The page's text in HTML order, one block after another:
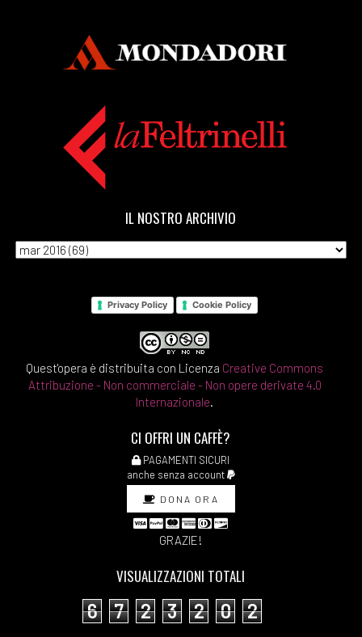
IL NOSTRO ARCHIVIO
Privacy Policy Cookie Policy
Quest'opera è distribuita con Licenza Creative Commons
Attribuzione - Non commerciale - Non opere derivate 4.0
Internazionale.
CI OFFRI UN CAFFÈ?
PAGAMENTI SICURI
anche senza account
DONA ORA
GRAZIE!
VISUALIZZAZIONI TOTALI
6 7 2 3 2 0 2